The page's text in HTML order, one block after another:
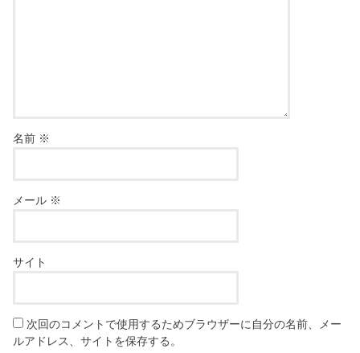
名前 ※
メール ※
サイト
次回のコメントで使用するためブラウザーに自分の名前、メー
ルアドレス、サイトを保存する。